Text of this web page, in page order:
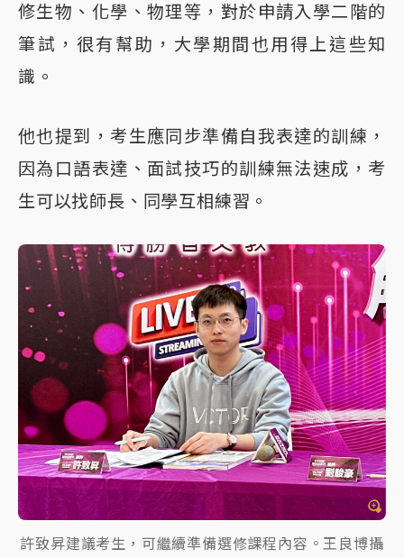
修生物、化學、物理等，對於申請入學二階的
筆試，很有幫助，大學期間也用得上這些知
識。
他也提到，考生應同步準備自我表達的訓練，
因為口語表達、面試技巧的訓練無法速成，考
生可以找師長、同學互相練習。
許致昇建議考生，可繼續準備選修課程內容。王良博攝